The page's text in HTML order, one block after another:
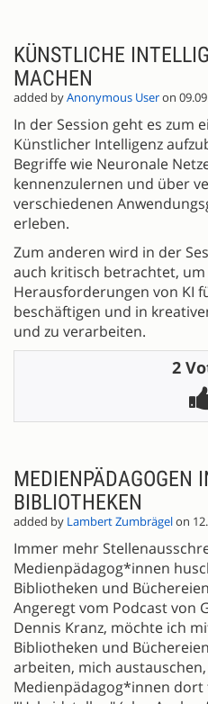
KÜNSTLICHE
MACHEN
added byAnonymous Useron
In der Session geht es zum
Künstlicher Intelligenz
Begriffe wie Neuronale
kennenzulernen und über
verschiedenen
erleben.
Zum anderen wird in der
auch kritisch betrachtet,
Herausforderungen von KI
beschäftigen und in
und zu verarbeiten.
2
MEDIENPÄDAGOGEN
BIBLIOTHEKEN
added by Lambert Zumbrägelon
Immer mehr
Medienpädagog*innen
Bibliotheken und
Angeregt vom Podcast von
Dennis Kranz, möchte ich
Bibliotheken und
arbeiten, mich
Medienpädagog*innen dort